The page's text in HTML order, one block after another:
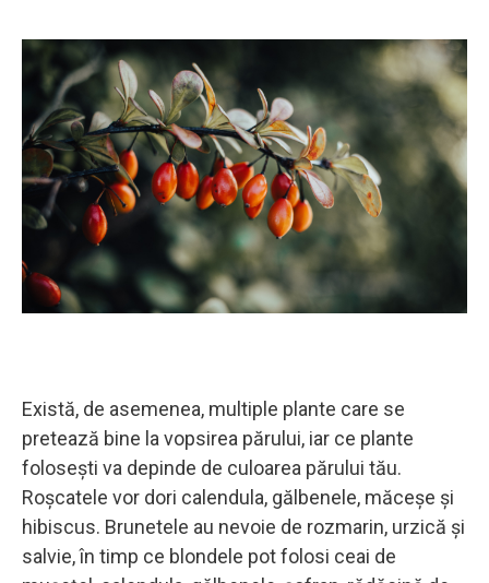
Există, de asemenea, multiple plante care se
pretează bine la vopsirea părului, iar ce plante
folosești va depinde de culoarea părului tău.
Roșcatele vor dori calendula, gălbenele, măceșe și
hibiscus. Brunetele au nevoie de rozmarin, urzică și
salvie, în timp ce blondele pot folosi ceai de